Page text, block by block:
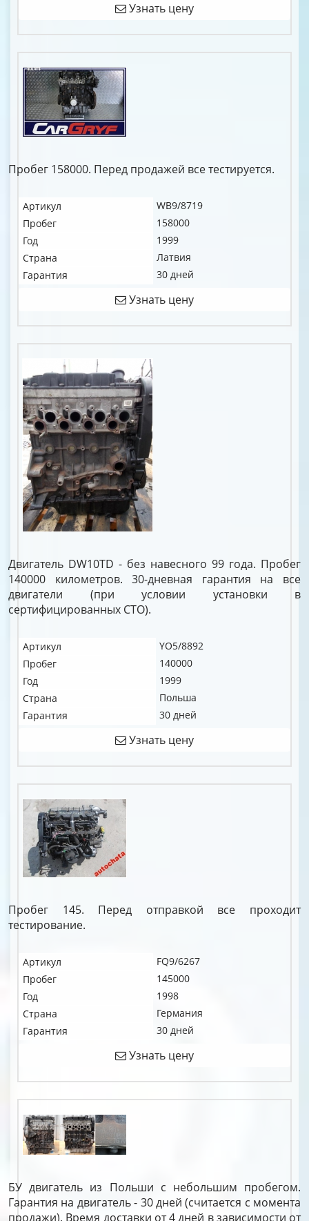
Узнать цену
Пробег 158000. Перед продажей все тестируется.
Артикул
WB9/8719
Пробег
158000
Год
1999
Страна
Латвия
Гарантия
30 дней
Узнать цену
Двигатель DW10TD - без навесного 99 года. Пробег
140000 километров. 30-дневная гарантия на все
двигатели (при условии установки в
сертифицированных СТО).
Артикул
YO5/8892
Пробег
140000
Год
1999
Страна
Польша
Гарантия
30 дней
Узнать цену
Пробег 145. Перед отправкой все проходит
тестирование.
Артикул
FQ9/6267
Пробег
145000
Год
1998
Страна
Германия
Гарантия
30 дней
Узнать цену
БУ двигатель из Польши с небольшим пробегом.
Гарантия на двигатель - 30 дней (считается с момента
продажи). Время доставки от 4 дней в зависимости от